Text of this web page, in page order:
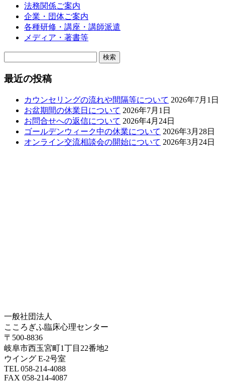
法務関係ご案内
企業・団体ご案内
各種研修・講座・講師派遣
メディア・著書等
最近の投稿
カウンセリングの流れや間隔等について 2026年7月1日
お盆期間の休業日について 2026年7月1日
お問合せへの返信について 2026年4月24日
ゴールデンウィーク中の休業について 2026年3月28日
オンライン交流相談会の開始について 2026年3月24日
一般社団法人
こころぎふ臨床心理センター
〒500-8836
岐阜市西玉宮町1丁目22番地2
ウイング E-2号室
TEL 058-214-4088
FAX 058-214-4087